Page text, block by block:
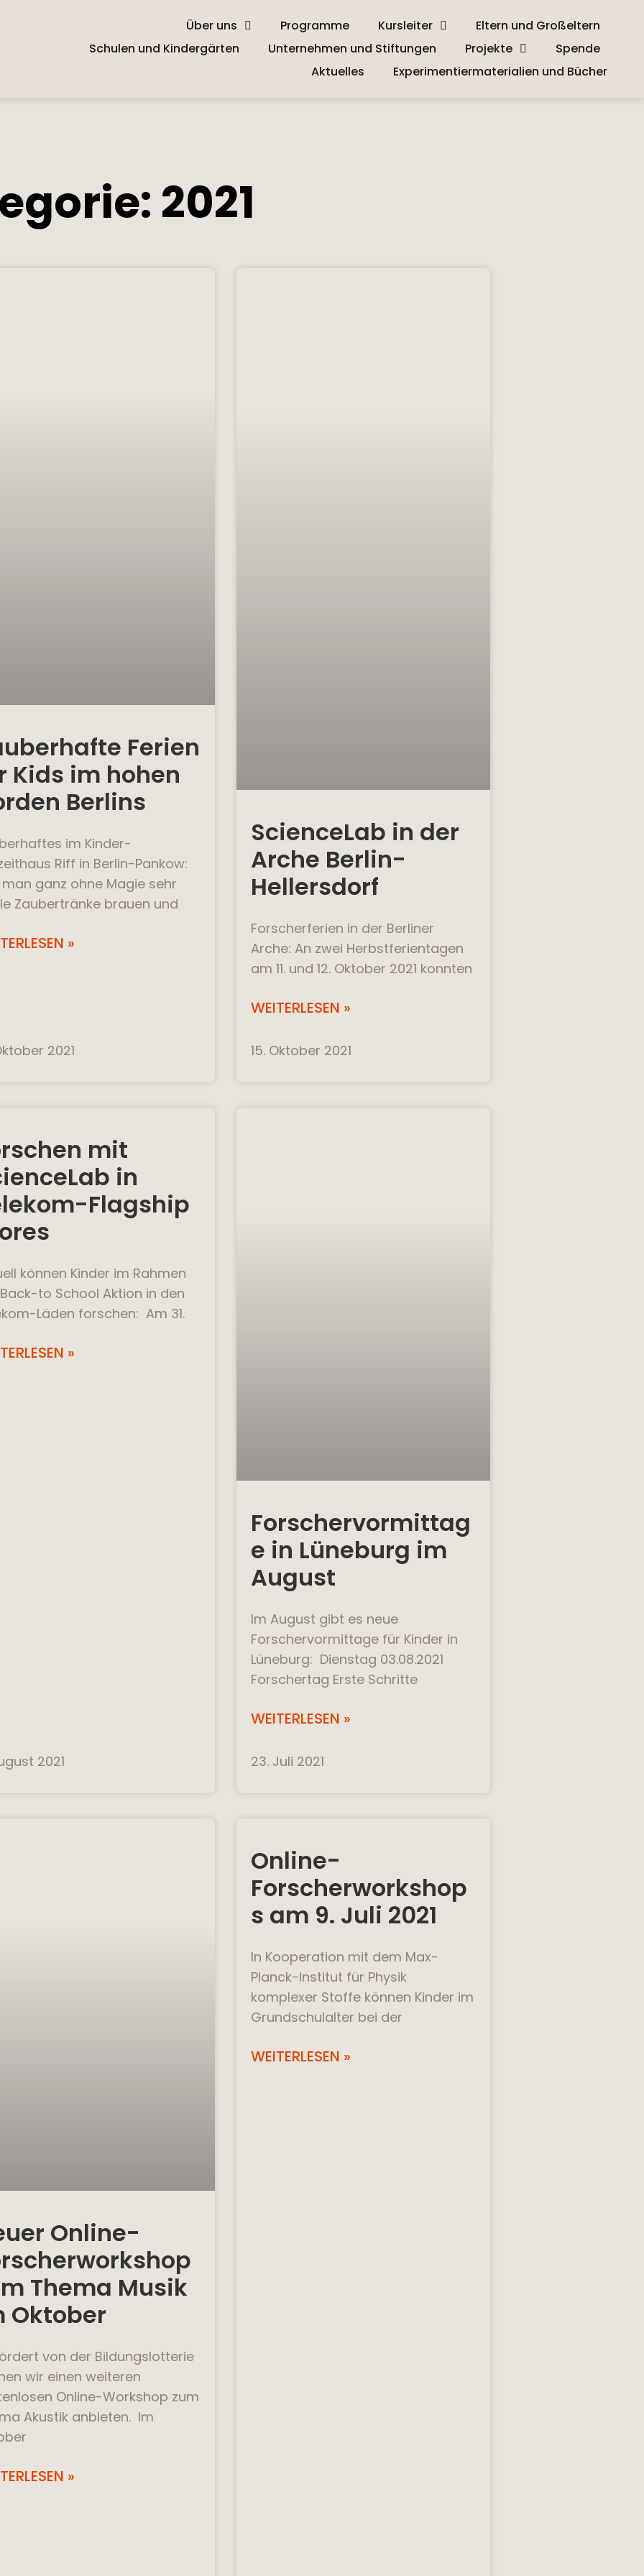
Über uns Programme Kursleiter
Eltern und Großeltern
Schulen und Kindergärten
Unternehmen und Stiftungen Projekte
Spende
Aktuelles
Experimentiermaterialien und Bücher
2021
Ferien
Kids im hohen
Berlins
im Kinder-
Riff in Berlin-Pankow:
ganz ohne Magie sehr
Zaubertränke brauen und
»
2021
ScienceLab in der
Arche Berlin-
Hellersdorf
Forscherferien in der Berliner
Arche: An zwei Herbstferientagen
am 11. und 12. Oktober 2021 konnten
WEITERLESEN »
15. Oktober 2021
mit
in
Flagship
können Kinder im Rahmen
to School Aktion in den
Läden forschen: Am 31.
»
2021
Forschervormittag
e in Lüneburg im
August
Im August gibt es neue
Forschervormittage für Kinder in
Lüneburg: Dienstag 03.08.2021
Forschertag Erste Schritte
WEITERLESEN »
23. Juli 2021
Online-
Thema Musik
Oktober
von der Bildungslotterie
wir einen weiteren
Online-Workshop zum
Akustik anbieten. Im
»
Online-
Forscherworkshop
s am 9. Juli 2021
In Kooperation mit dem Max-
Planck-Institut für Physik
komplexer Stoffe können Kinder im
Grundschulalter bei der
WEITERLESEN »